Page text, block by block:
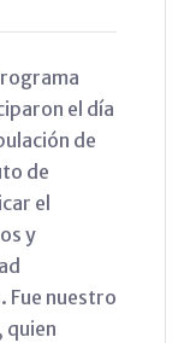
el día
de
de
el
y
Fue nuestro
quien